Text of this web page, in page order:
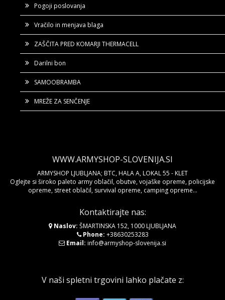
Pogoji poslovanja
Vračilo in menjava blaga
ZAŠČITA PRED KOMARJI THERMACELL
Darilni bon
SAMOOBRAMBA
MREŽE ZA SENČENJE
WWW.ARMYSHOP-SLOVENIJA.SI
ARMYSHOP LJUBLJANA; BTC, HALA A, LOKAL 55 - KLET
Oglejte si široko paleto army oblačil, obutve, vojaške opreme, policijske
opreme, street oblačil, survival opreme, camping opreme...
Kontaktirajte nas:
Naslov: ŠMARTINSKA 152, 1000 LJUBLJANA
Phone: +38630253283
Email: info@armyshop-slovenija.si
V naši spletni trgovini lahko plačate z: